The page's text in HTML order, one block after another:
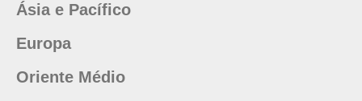
Ásia e Pacífico
Europa
Oriente Médio